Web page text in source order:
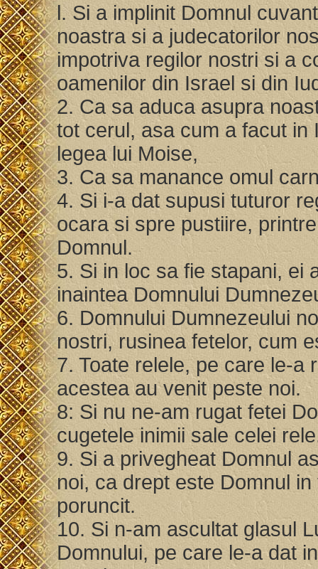
l. Si a implinit Domnul
noastra si a judecatorilor
impotriva regilor nostri si a
oamenilor din Israel si din
2. Ca sa aduca asupra
tot cerul, asa cum a facut
legea lui Moise,
3. Ca sa manance omul
4. Si i-a dat supusi tuturor
ocara si spre pustiire,
Domnul.
5. Si in loc sa fie stapani, ei
inaintea Domnului
6. Domnului Dumnezeului
nostri, rusinea fetelor, cum
7. Toate relele, pe care le-a
acestea au venit peste noi.
8: Si nu ne-am rugat fetei
cugetele inimii sale celei
9. Si a privegheat Domnul
noi, ca drept este Domnul
poruncit.
10. Si n-am ascultat glasul
Domnului, pe care le-a dat